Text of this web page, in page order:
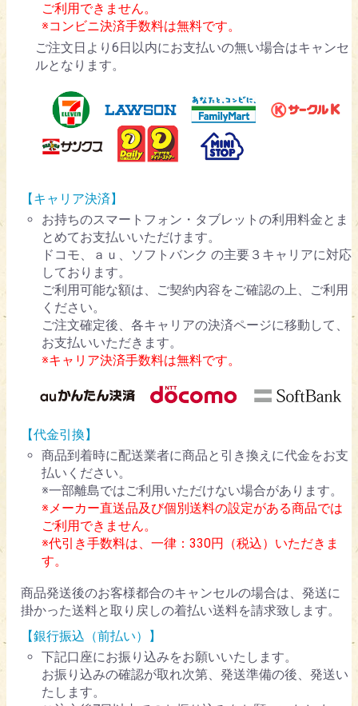
ご利用できません。
※コンビニ決済手数料は無料です。
ご注文日より6日以内にお支払いの無い場合はキャンセ
ルとなります。
【キャリア決済】
お持ちのスマートフォン・タブレットの利用料金とま
とめてお支払いいただけます。
ドコモ、ａｕ、ソフトバンク の主要３キャリアに対応
しております。
ご利用可能な額は、ご契約内容をご確認の上、ご利用
ください。
ご注文確定後、各キャリアの決済ページに移動して、
お支払いいただきます。
※キャリア決済手数料は無料です。
【代金引換】
商品到着時に配送業者に商品と引き換えに代金をお支
払いください。
※一部離島ではご利用いただけない場合があります。
※メーカー直送品及び個別送料の設定がある商品では
ご利用できません。
※代引き手数料は、一律：330円（税込）いただきま
す。
商品発送後のお客様都合のキャンセルの場合は、発送に
掛かった送料と取り戻しの着払い送料を請求致します。
【銀行振込（前払い）】
下記口座にお振り込みをお願いいたします。
お振り込みの確認が取れ次第、発送準備の後、発送い
たします。